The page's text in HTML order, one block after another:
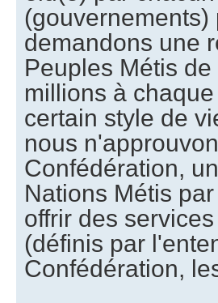
demandons une
Peuples Métis
millions à
certain style de
nous
Confédération,
Nations Métis
offrir des
(définis par
Confédération,